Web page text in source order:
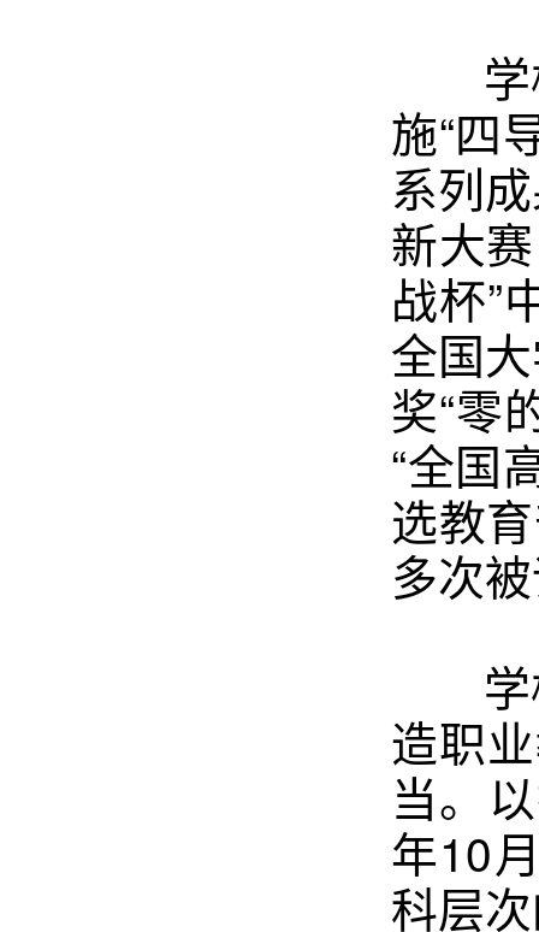
学校
施“四
系列
新大
战杯”
全国
奖“零
“全国
选教
多次
学校
造职
当。
年10
科层